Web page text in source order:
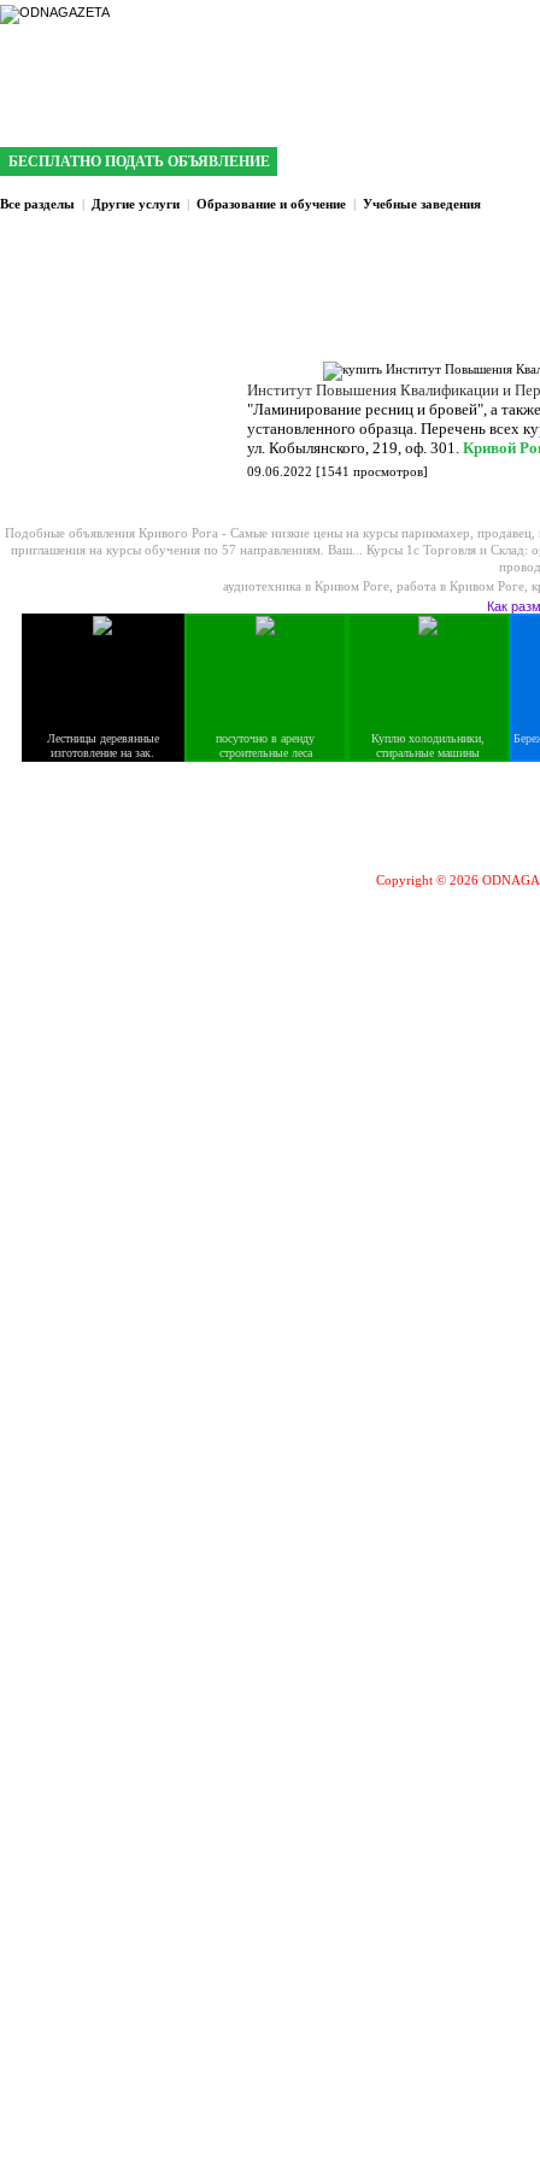
БЕСПЛАТНО ПОДАТЬ ОБЪЯВЛЕНИЕ
Все разделы | Другие услуги | Образование и обучение | Учебные заведения
Институт Повышения Квалификации и
"Ламинирование ресниц и бровей", а
установленного образца. Перечень всех
ул. Кобылянского, 219, оф. 301. Кривой
09.06.2022 [1541 просмотров]
Подобные объявления Кривого Рога - Самые низкие цены на курсы парикмахер,
приглашения на курсы обучения по 57 направлениям. Ваш... Курсы 1с Торговля и Склад:
аудиотехника в Кривом Роге работа в Кривом Роге
Как
Лестницы деревянные
изготовление на зак.
посуточно в аренду
строительные леса
Куплю холодильники,
стиральные машины
Copyright © 2026